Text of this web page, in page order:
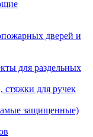
дверей и
для раздельных
стяжки для ручек
защищенные)